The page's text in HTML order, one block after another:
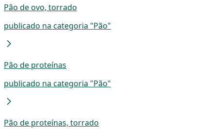
Pão de ovo, torrado
publicado na categoria "Pão"
Pão de proteínas
publicado na categoria "Pão"
Pão de proteínas, torrado